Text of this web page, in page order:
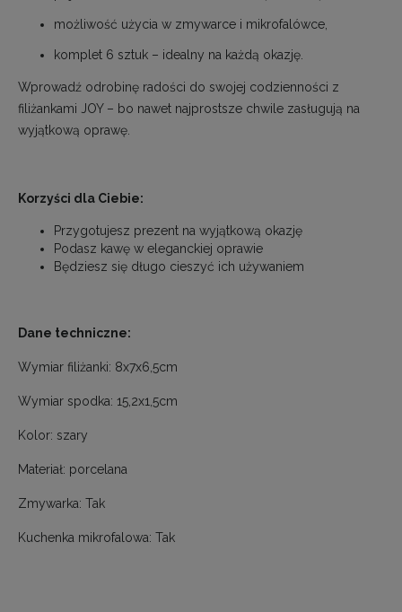
możliwość użycia w zmywarce i mikrofalówce,
komplet 6 sztuk – idealny na każdą okazję.
Wprowadź odrobinę radości do swojej codzienności z
filiżankami JOY – bo nawet najprostsze chwile zasługują na
wyjątkową oprawę.
Korzyści dla Ciebie:
Przygotujesz prezent na wyjątkową okazję
Podasz kawę w eleganckiej oprawie
Będziesz się długo cieszyć ich używaniem
Dane techniczne:
Wymiar filiżanki: 8x7x6,5cm
Wymiar spodka: 15,2x1,5cm
Kolor: szary
Materiał: porcelana
Zmywarka: Tak
Kuchenka mikrofalowa: Tak